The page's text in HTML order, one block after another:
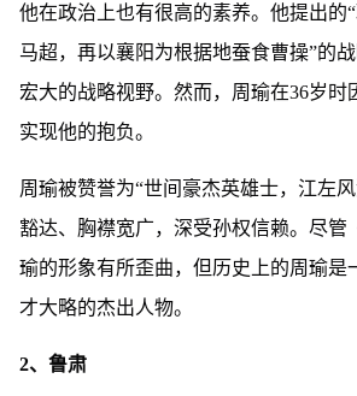
他在政治上也有很高的素养。他提出的
马超，再以襄阳为根据地蚕食曹操”的
宏大的战略视野。然而，周瑜在36岁时
实现他的抱负。
周瑜被赞誉为“世间豪杰英雄士，江左
豁达、胸襟宽广，深受孙权信赖。尽管
瑜的形象有所歪曲，但历史上的周瑜是
才大略的杰出人物。
2、鲁肃